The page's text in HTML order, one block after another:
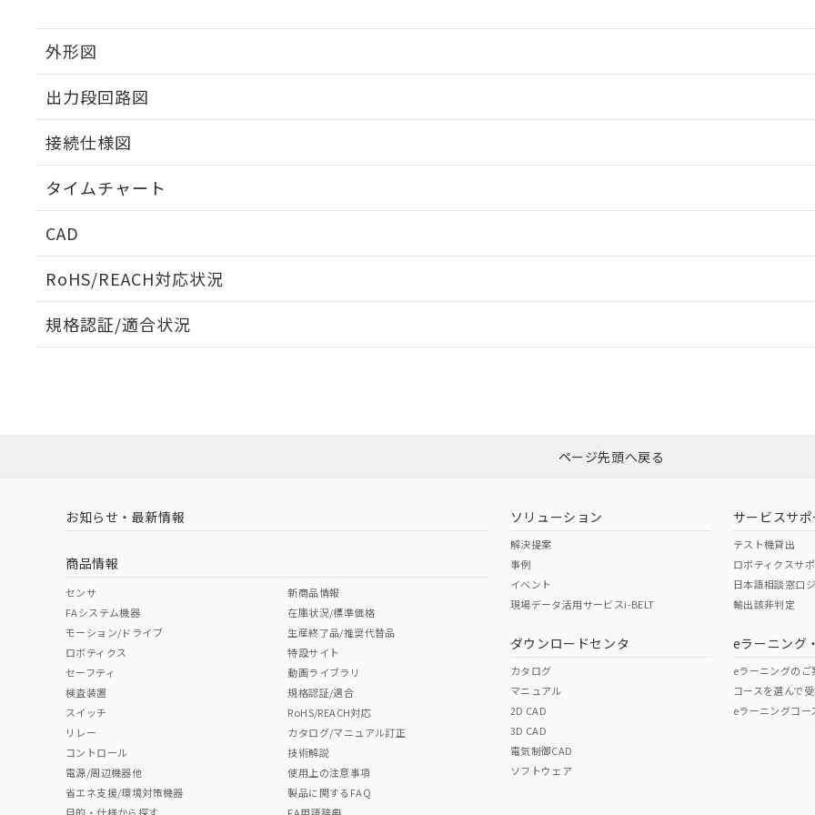
外形図
出力段回路図
接続仕様図
タイムチャート
CAD
RoHS/REACH対応状況
EU RoHS 注意事項・凡例
ダウンロードはこちら
中国 RoHS 注意事項・凡例
中国 RoHS表
Pb Hg Cr(VI)
"対応済み"や非含有の記載がされた商品であっても、流通在庫等で未対応品が混在する可能性があります。
非含有品が必要な際は、弊社営業部門もしくは販売店へお問い合わせください。
規格認証/適合状況
（イギリス
（ノルウェー
（日本
（アメリカ
この製品の規格認証/適合
その他の認証はこちらのページからご
ページ先頭へ戻る
お知らせ・最新情報
商品情報
センサ
FAシステム機器
モーション/ドライブ
ロボティクス
セーフティ
検査装置
スイッチ
リレー
コントロール
電源/周辺機器他
省エネ支援/環境対策機器
新商品情報
在庫状況/標準価格
生産終了品/推奨代替品
特設サイト
動画ライブラリ
規格認証/適合
RoHS/REACH対応
カタログ/マニュアル訂正
技術解説
使用上の注意事項
製品に関するFAQ
ソリューション
解決提案
事例
イベント
現場データ活用サービスi-BELT
ダウンロードセンタ
カタログ
マニュアル
2D CAD
3D CAD
電気制御CAD
ソフトウェア
サービスサポ
テスト機貸出
ロボティクスサ
日本語相談窓口
輸出該非判定
eラーニング
eラーニングのご
コースを選んで
eラーニングコー